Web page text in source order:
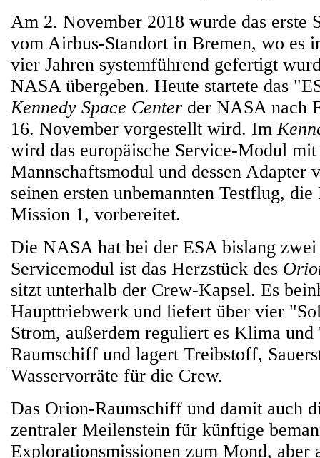
Am 2. November 2018 wurde das erste
vom Airbus-Standort in Bremen, wo es
vier Jahren systemführend gefertigt
NASA übergeben. Heute startete das
Kennedy Space Center der NASA nach
16. November vorgestellt wird. Im
wird das europäische Service-Modul
Mannschaftsmodul und dessen Adapter
seinen ersten unbemannten Testflug,
Mission 1, vorbereitet.
Die NASA hat bei der ESA bislang
Servicemodul ist das Herzstück des
sitzt unterhalb der Crew-Kapsel. Es
Haupttriebwerk und liefert über vier
Strom, außerdem reguliert es Klima und
Raumschiff und lagert Treibstoff,
Wasservorräte für die Crew.
Das Orion-Raumschiff und damit auch
zentraler Meilenstein für künftige
Explorationsmissionen zum Mond, aber